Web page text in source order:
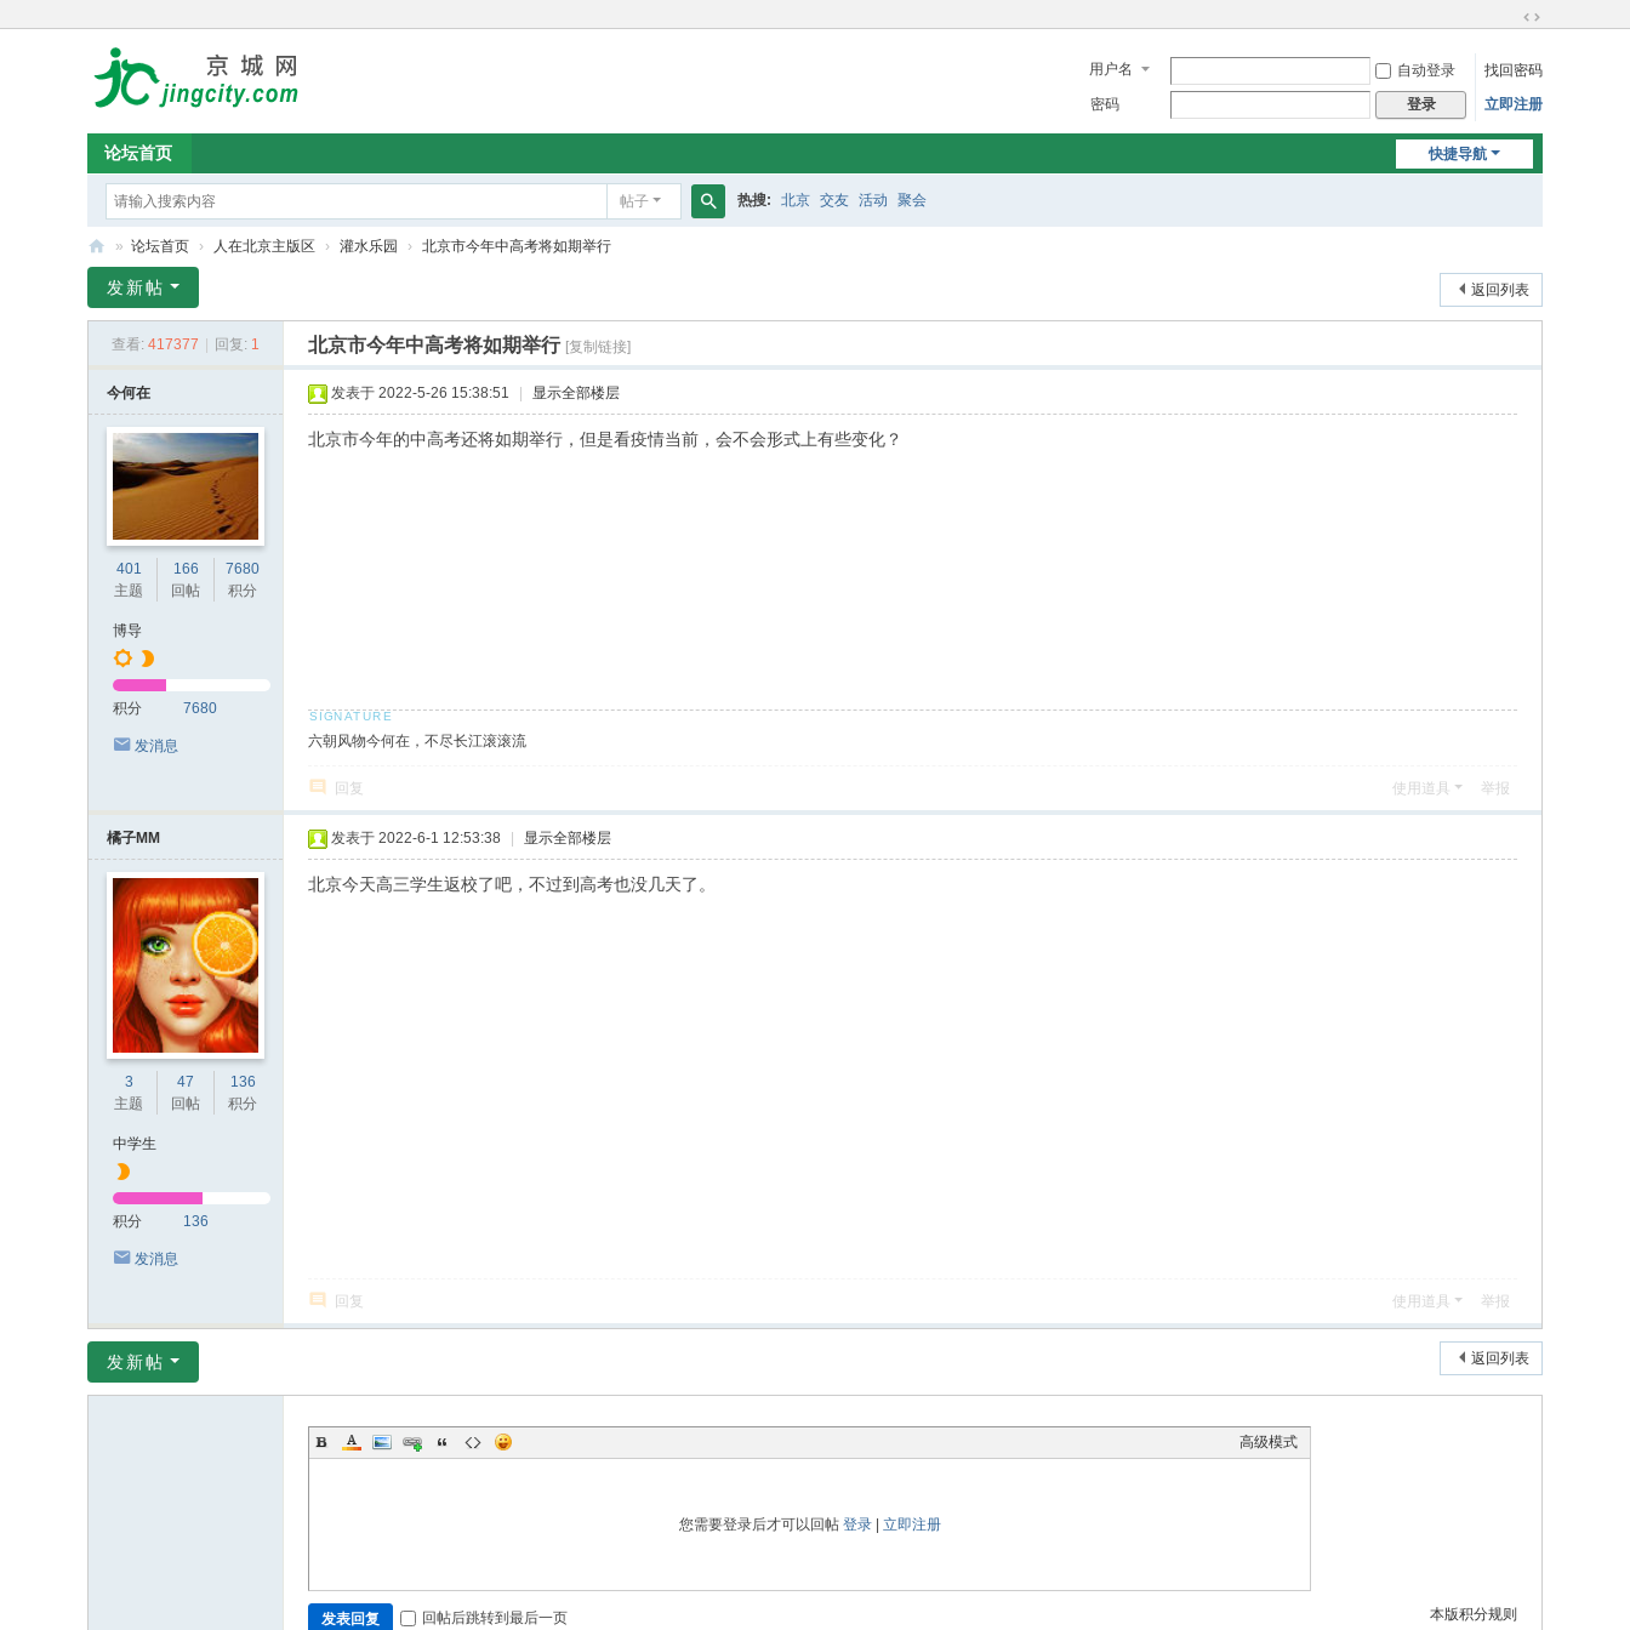
换
到
宽
用户名 自动登录
找回密码
密码
登录 立即注册
快捷导航
论坛首页
帖子 热搜: 北京 交友 活动 聚会
城
» 论坛首页 › 人在北京主版区 › 灌水乐园 › 北京市今年中高考将如期举行
返回列表
发新帖
查看: 417377 回复: 1 北京市今年中高考将如期举行 [复制链接]
今何在
401
主题
166
回帖
7680
积分
博导
积分 7680
发消息
发表于 2022-5-26 15:38:51 显示全部楼层
北京市今年的中高考还将如期举行，但是看疫情当前，会不会形式上有些变化？
六朝风物今何在，不尽长江滚滚流
回复 使用道具 举报
橘子MM
3
主题
47
回帖
136
积分
中学生
积分 136
发消息
发表于 2022-6-1 12:53:38 显示全部楼层
北京今天高三学生返校了吧，不过到高考也没几天了。
回复 使用道具 举报
返回列表
发新帖
高级模式
您需要登录后才可以回帖 登录| 立即注册
本版积分规则
发表回复 回帖后跳转到最后一页